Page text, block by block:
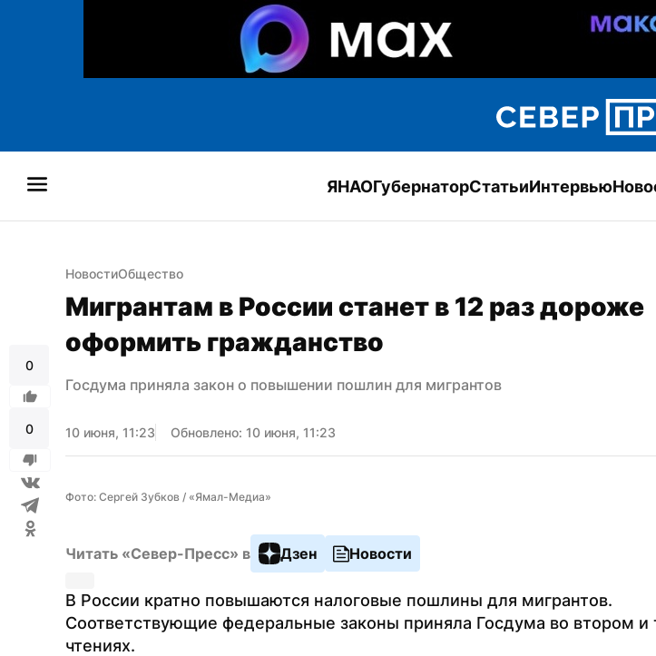
ЯНАОГубернаторСтатьиИнтервью
0
0
НовостиОбщество
Мигрантам в России станет в 12 раз дороже
оформить гражданство
Госдума приняла закон о повышении пошлин для мигрантов
10 июня, 11:23 Обновлено: 10 июня, 11:23
Фото: Сергей Зубков / «Ямал-Медиа»
Читать «Север-Пресс» в Дзен Новости
В России кратно повышаются налоговые пошлины для мигрантов.
Соответствующие федеральные законы приняла Госдума во втором и
чтениях.